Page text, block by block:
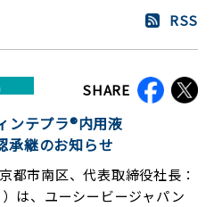
RSS
SHARE
ンテプラ®内用液
継のお知らせ
都市南区、代表取締役社長：
は、ユーシービージャパン